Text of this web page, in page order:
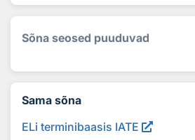
Sõna seosed puuduvad
Sama sõna
ELi terminibaasis IATE